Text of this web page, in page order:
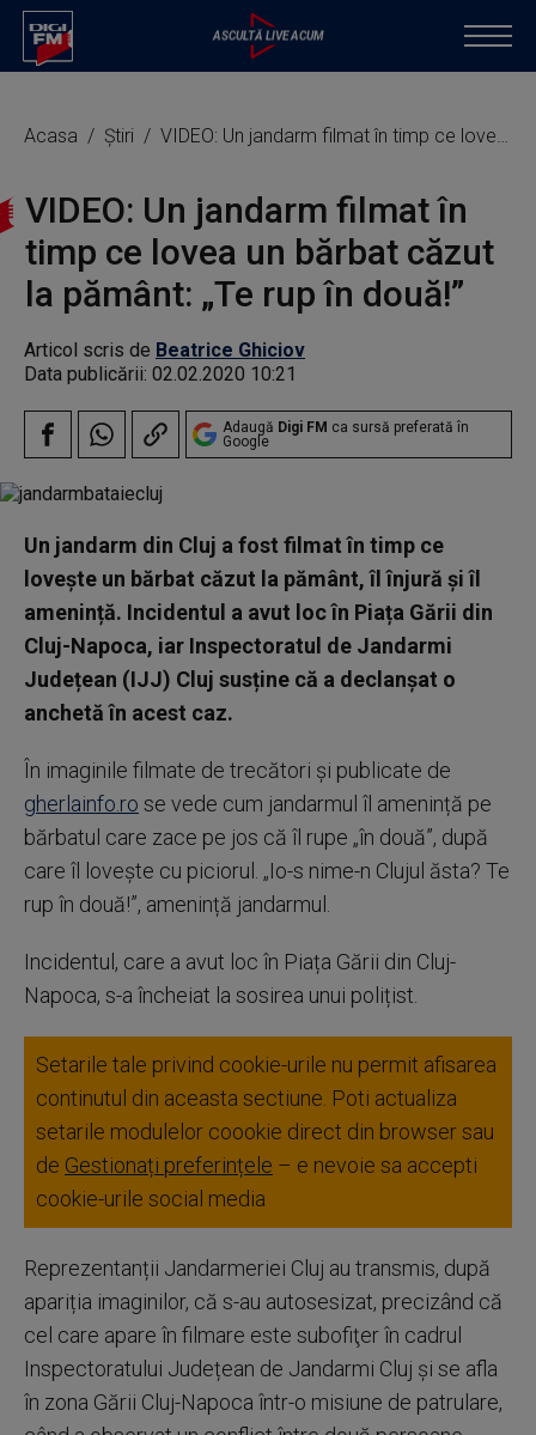
Acasa Știri VIDEO: Un jandarm filmat în timp ce lovea un bărbat căzut la pământ: „Te rup în două!”
VIDEO: Un jandarm filmat în
timp ce lovea un bărbat căzut
la pământ: „Te rup în două!”
Articol scris de Beatrice Ghiciov
Data publicării: 02.02.2020 10:21
Adaugă Digi FM ca sursă preferată în
Google
Un jandarm din Cluj a fost filmat în timp ce
lovește un bărbat căzut la pământ, îl înjură și îl
amenință. Incidentul a avut loc în Piața Gării din
Cluj-Napoca, iar Inspectoratul de Jandarmi
Județean (IJJ) Cluj susține că a declanșat o
anchetă în acest caz.
În imaginile filmate de trecători și publicate de
gherlainfo.ro se vede cum jandarmul îl amenință pe
bărbatul care zace pe jos că îl rupe „în două”, după
care îl lovește cu piciorul. „Io-s nime-n Clujul ăsta? Te
rup în două!”, amenință jandarmul.
Incidentul, care a avut loc în Piața Gării din Cluj-
Napoca, s-a încheiat la sosirea unui polițist.
Setarile tale privind cookie-urile nu permit afisarea
continutul din aceasta sectiune. Poti actualiza
setarile modulelor coookie direct din browser sau
de Gestionați preferințele – e nevoie sa accepti
cookie-urile social media
Reprezentanții Jandarmeriei Cluj au transmis, după
apariția imaginilor, că s-au autosesizat, precizând că
cel care apare în filmare este subofiţer în cadrul
Inspectoratului Județean de Jandarmi Cluj și se afla
în zona Gării Cluj-Napoca într-o misiune de patrulare,